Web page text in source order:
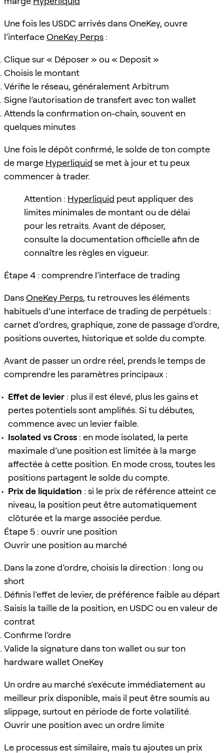
Une fois les USDC arrivés dans OneKey, ouvre
l’interfaceOneKey Perps :
Clique sur « Déposer » ou « Deposit »
Choisis le montant
Vérifie le réseau, généralement Arbitrum
Signe l’autorisation de transfert avec ton wallet
Attends la confirmation on-chain, souvent en
quelques minutes
Une fois le dépôt confirmé, le solde de ton compte
de marge Hyperliquid se met à jour et tu peux
commencer à trader.
Attention : Hyperliquid peut appliquer des
limites minimales de montant ou de délai
pour les retraits. Avant de déposer,
consulte la documentation officielle afin de
connaître les règles en vigueur.
Étape 4 : comprendre l’interface de trading
DansOneKey Perps, tu retrouves les éléments
habituels d’une interface de trading de perpétuels :
carnet d’ordres, graphique, zone de passage d’ordre,
positions ouvertes, historique et solde du compte.
Avant de passer un ordre réel, prends le temps de
comprendre les paramètres principaux :
Effet de levier : plus il est élevé, plus les gains et
pertes potentiels sont amplifiés. Si tu débutes,
commence avec un levier faible.
Isolated vs Cross : en mode isolated, la perte
maximale d’une position est limitée à la marge
affectée à cette position. En mode cross, toutes les
positions partagent le solde du compte.
Prix de liquidation : si le prix de référence atteint ce
niveau, la position peut être automatiquement
clôturée et la marge associée perdue.
Étape 5 : ouvrir une position
Ouvrir une position au marché
Dans la zone d’ordre, choisis la direction : long ou
short
Définis l’effet de levier, de préférence faible au départ
Saisis la taille de la position, en USDC ou en valeur de
contrat
Confirme l’ordre
Valide la signature dans ton wallet ou sur ton
hardware wallet OneKey
Un ordre au marché s’exécute immédiatement au
meilleur prix disponible, mais il peut être soumis au
slippage, surtout en période de forte volatilité.
Ouvrir une position avec un ordre limite
Le processus est similaire, mais tu ajoutes un prix